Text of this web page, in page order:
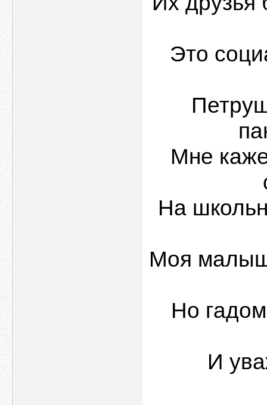
Это
Мне
На
Моя
Но
И